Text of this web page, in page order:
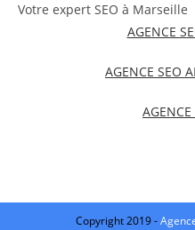
Votre expert SEO à Marseille
AGENCE
AGENCE SEO
AGENCE
Copyright 2019 -